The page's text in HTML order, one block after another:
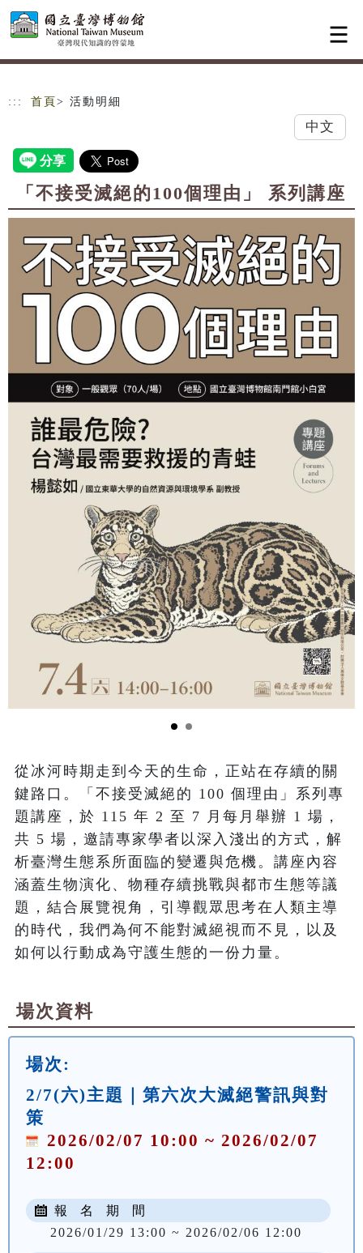
跳到主要內容
網站導覽
::: 首頁 > 活動明細
中文
「不接受滅絕的100個理由」 系列講座
從冰河時期走到今天的生命，正站在存續的關
鍵路口。「不接受滅絕的 100 個理由」系列專
題講座，於 115 年 2 至 7 月每月舉辦 1 場，
共 5 場，邀請專家學者以深入淺出的方式，解
析臺灣生態系所面臨的變遷與危機。講座內容
涵蓋生物演化、物種存續挑戰與都市生態等議
題，結合展覽視角，引導觀眾思考在人類主導
的時代，我們為何不能對滅絕視而不見，以及
如何以行動成為守護生態的一份力量。
場次資料
場次:
2/7(六)主題｜第六次大滅絕警訊與對
策
2026/02/07 10:00 ~ 2026/02/07
12:00
報 名 期 間
2026/01/29 13:00 ~ 2026/02/06 12:00